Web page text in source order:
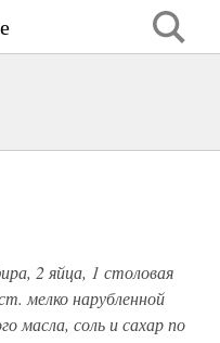
2 яйца, 1 столовая
мелко нарубленной
масла, соль и сахар по